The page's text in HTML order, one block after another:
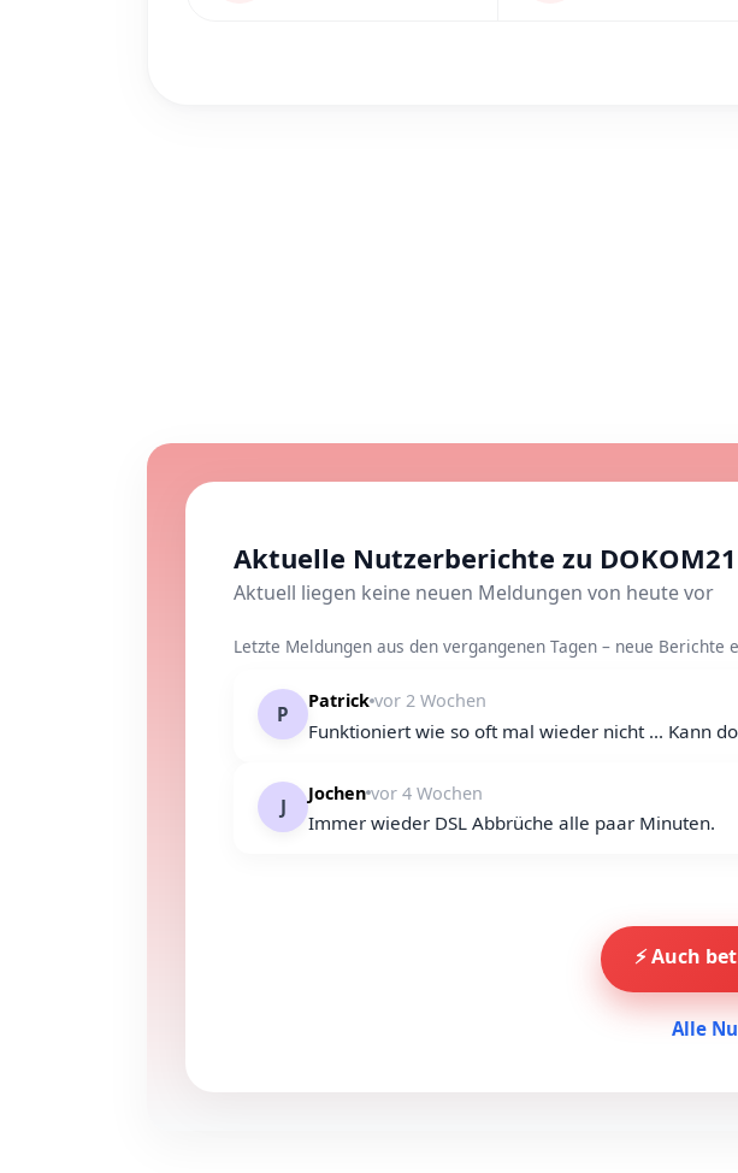
Aktuelle Nutzerberichte zu DOKOM21
Aktuell liegen keine neuen Meldungen von heute vor
Letzte Meldungen aus den vergangenen Tagen – neue Berichte
P
Patrick vor 2 Wochen
Funktioniert wie so oft mal wieder nicht ... Kann
J
Jochen vor 4 Wochen
Immer wieder DSL Abbrüche alle paar Minuten.
⚡ Auch
Alle